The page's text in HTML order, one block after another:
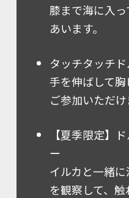
膝まで海に入
あいます。
タッチタッチ
手を伸ばして
ご参加いただけ
【夏季限定】
ー
イルカと一緒
を観察して、触